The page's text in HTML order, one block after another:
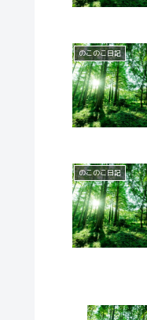
のこのこ日記
のこのこ日記